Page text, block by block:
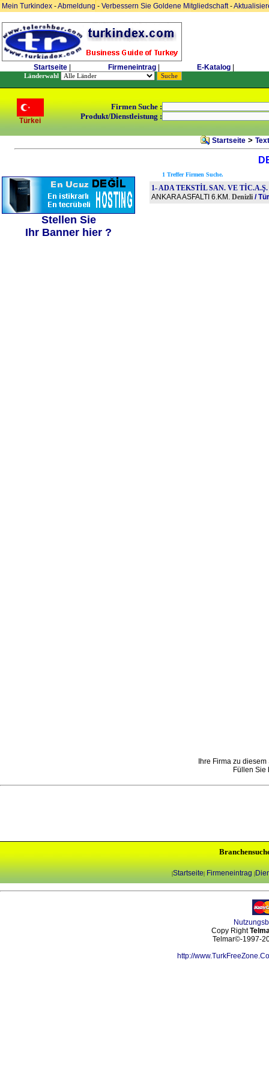
Mein Turkindex -Abmeldung- Verbessern Sie Goldene Mitgliedschaft-
Startseite Firmeneintrag E-Katalog
Länderwahl
Türkei
Firmen Suche :
Produkt/Dienstleistung :
Startseite>
Stellen Sie
Ihr Banner hier ?
1 Treffer Firmen Suche.
1- ADA TEKSTİL SAN. VE TİC.A.Ş.
ANKARA ASFALTI 6.KM. Denizli /
Ihre Firma zu
Füllen Sie
|Startseite| Firmeneintrag |
Copy Right
Telmar©-1997-
http://